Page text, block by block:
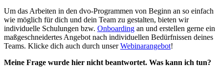
Um das Arbeiten in den dvo-Programmen von Beginn an so einfach
wie möglich für dich und dein Team zu gestalten, bieten wir
individuelle Schulungen bzw. Onboarding an und erstellen gerne ein
maßgeschneidertes Angebot nach individuellen Bedürfnissen deines
Teams. Klicke dich auch durch unserWebinarangebot!
Meine Frage wurde hier nicht beantwortet. Was kann ich tun?